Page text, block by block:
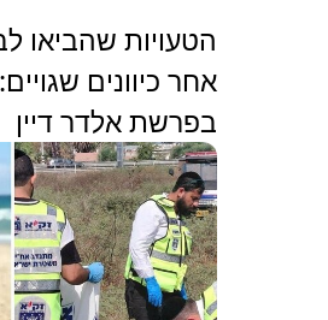
הטעויות שהביאו
אחר כיוונים
בפרשת אלדר דיין